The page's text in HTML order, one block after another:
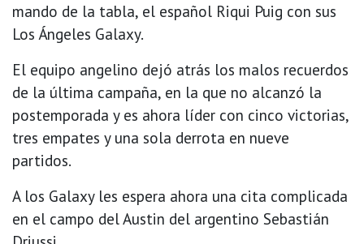
mando de la tabla, el español Riqui Puig con sus
Los Ángeles Galaxy.
El equipo angelino dejó atrás los malos recuerdos
de la última campaña, en la que no alcanzó la
postemporada y es ahora líder con cinco victorias,
tres empates y una sola derrota en nueve
partidos.
A los Galaxy les espera ahora una cita complicada
en el campo del Austin del argentino Sebastián